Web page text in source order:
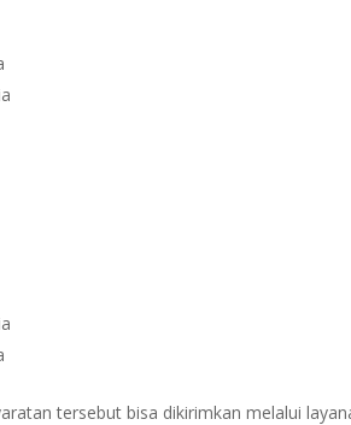
tersebut bisa dikirimkan melalui